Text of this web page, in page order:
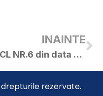
INAINTE
HCL NR.6 din data de 27.01.2015
rezervate.